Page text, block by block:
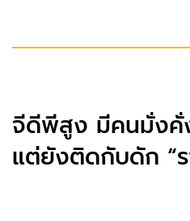
จีดีพีสูง มีคนมั่งคั่
แต่ยังติดกับดัก “ร